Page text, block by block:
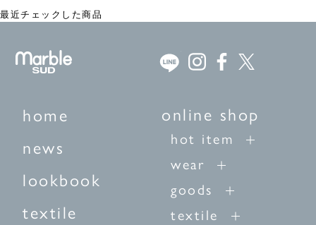
最近チェックした商品
home
news
lookbook
textile
online shop
hot item
wear
goods
textile